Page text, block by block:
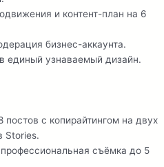
и контент-план на 6
бизнес-аккаунта.
единый узнаваемый дизайн.
постов с копирайтингом на двух
Stories.
съёмка до 5